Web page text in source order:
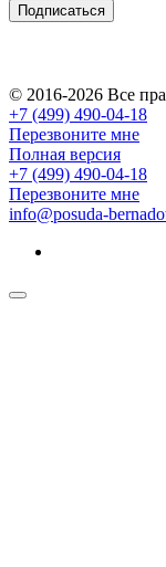
Подписаться
© 2016-2026 Все
+7 (499) 490-04-18
Перезвоните мне
Полная версия
+7 (499) 490-04-18
Перезвоните мне
info@posuda-